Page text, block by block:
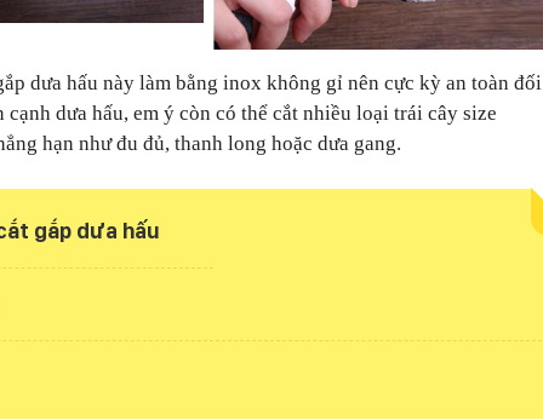
dưa hấu này làm bằng inox không gỉ nên cực kỳ an toàn đối
cạnh dưa hấu, em ý còn có thể cắt nhiều loại trái cây size
hạn như đu đủ, thanh long hoặc dưa gang.
gắp dưa hấu